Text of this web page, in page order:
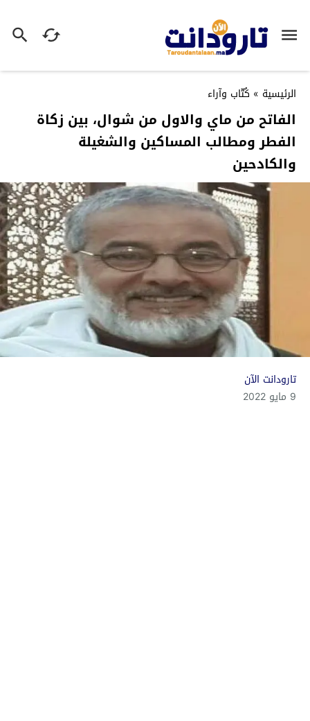
الرئيسية » كُتّاب وآراء
الفاتح من ماي والاول من شوال، بين زكاة
الفطر ومطالب المساكين والشغيلة
والكادحين
تارودانت الآن
9 مايو 2022